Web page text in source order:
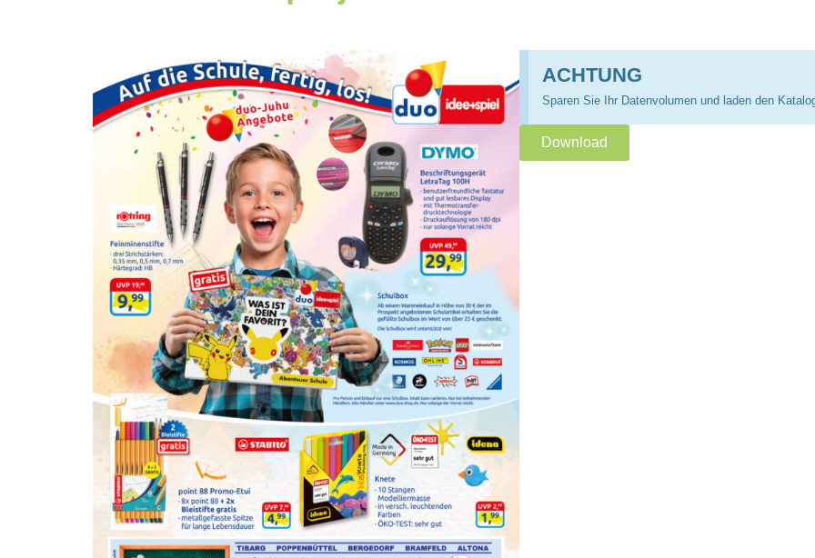
ACHTUNG
Sparen Sie Ihr Datenvolumen und laden den
Download